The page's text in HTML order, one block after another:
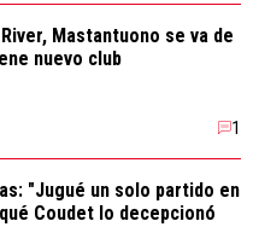
Mastantuono se va de
nuevo club
1
"Jugué un solo partido en
Coudet lo decepcionó